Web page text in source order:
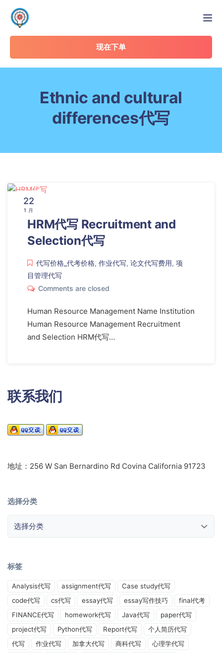
现在下单
Ethnic and cultural
differences代写
22
1 月
HRM代写 Recruitment and
Selection代写
代写价格_代考价格, 作业代写, 论文代写费用, 项
目管理代写
Comments are closed
Human Resource Management Name Institution
Human Resource Management Recruitment
and Selection HRM代写…
联系我们
地址：256 W San Bernardino Rd Covina California 91723
选择分类
标签
Analysis代写 assignment代写
Case study代写
code代写
cs代写 essay代写 essay写作技巧
final代考
FINANCE代写
homework代写 Java代写
paper代写
project代写
Python代写 Report代写
个人简历代写
代写
作业代写 加拿大代写 商科代写
心理学代写